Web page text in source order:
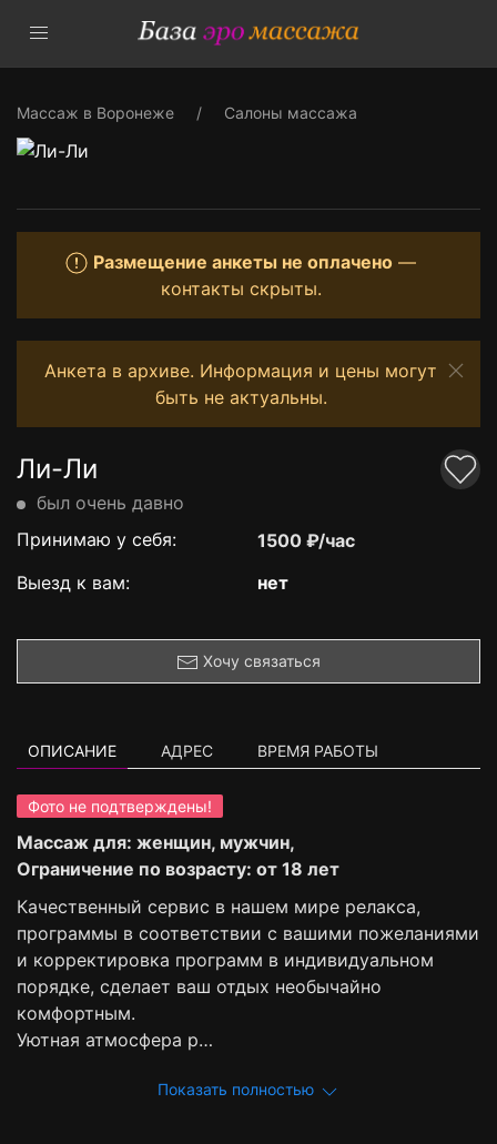
Массаж в Воронеже Салоны массажа
Размещение анкеты не оплачено —
контакты скрыты.
Анкета в архиве. Информация и цены могут
быть не актуальны.
Ли-Ли
был очень давно
Принимаю у себя:
1500 ₽/час
Выезд к вам:
нет
Хочу связаться
ОПИСАНИЕ АДРЕС ВРЕМЯ РАБОТЫ
Фото не подтверждены!
Массаж для: женщин, мужчин,
Ограничение по возрасту: от 18 лет
Качественный сервис в нашем мире релакса,
программы в соответствии с вашими пожеланиями
и корректировка программ в индивидуальном
порядке, сделает ваш отдых необычайно
комфортным.
Уютная атмосфера р…
Показать полностью